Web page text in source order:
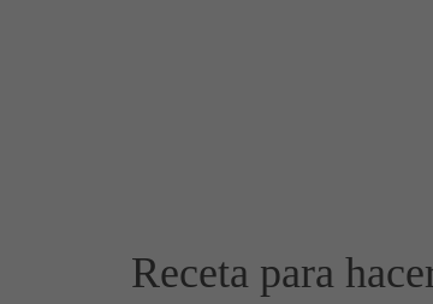
Receta para